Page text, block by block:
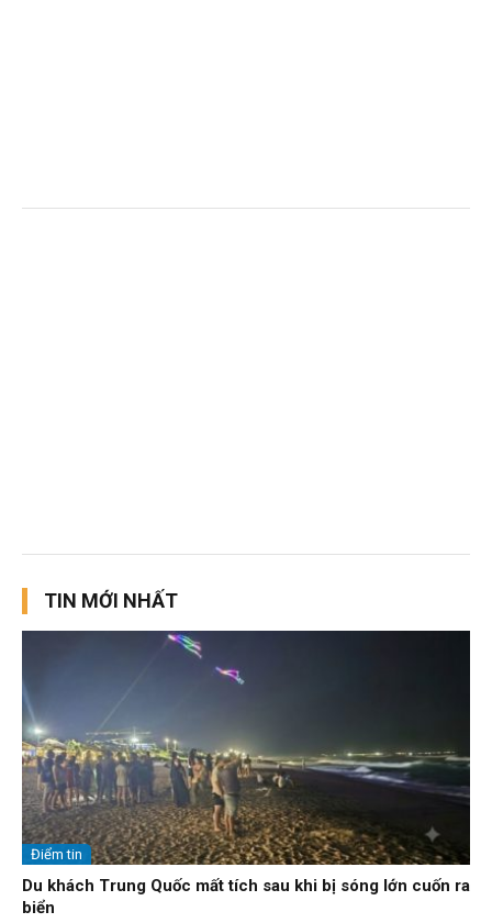
TIN MỚI NHẤT
Điểm tin
Du khách Trung Quốc mất tích sau khi bị sóng lớn cuốn ra
biển